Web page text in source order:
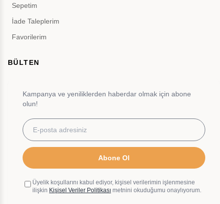
Sepetim
İade Taleplerim
Favorilerim
BÜLTEN
Kampanya ve yeniliklerden haberdar olmak için abone
olun!
Abone Ol
Üyelik koşullarını kabul ediyor, kişisel verilerimin işlenmesine
ilişkin Kişisel Veriler Politikası metnini okuduğumu onaylıyorum.